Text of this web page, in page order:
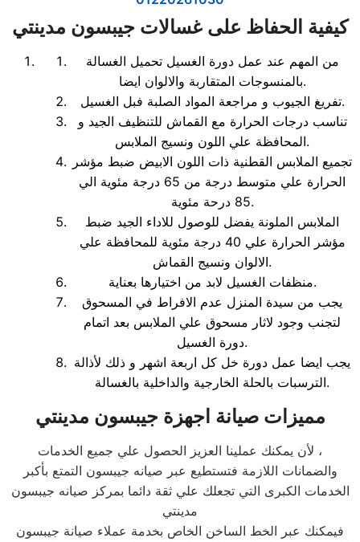
كيفية الحفاظ على غسالات جيبسون مدينتي
من المهم عند عمل دورة الغسيل تحميل الغسالة
بالمنسوجات المتقاربة والالوان ايضا.
تفريغ الجيوب و مراجعة المواد الصلبة فبل الغسيل.
تناسب درجات الحرارة مع القماش للتنظيف الجيد و
المحافظة علي اللون ونسيج الملابس.
تجميع الملابس القطنية ذات اللون الابيض ضبط مؤشر
الحرارة علي متوسط درجة من 65 درجة مئوية الي
85 درحة مئوية.
الملابس الملونة يفضل للوصول للاداء الجيد ضبط
مؤشر الحرارة علي 40 درجة مئوية للمحافظة علي
الالوان ونسيج القماش.
منظفات الغسيل لابد من اختيارها بعناية.
يجب من سيدة المنزل عدم الافراط في المسحوق
لتجنب وجود لاثار مسحوق علي الملابس بعد اتمام
دورة الغسيل.
يجب ايضا عمل دورة خل كل اربعة اشهر و ذلك لأذالة
الترسبات بالحلة الخارجية والداخلية بالغسالة.
مميزات صيانة اجهزة جيبسون مدينتي
لأن يمكنك عملينا العزيز الحصول علي جميع الخدمات ،
والضمانات اللازمة فتستطيع عبر صيانه جيبسون التمتع بأكبر
الخدمات الكبرى التي تجعلك علي ثقة دائما بمركز صيانه جيبسون
مدينتي
فيمكنك عبر الخط الساخن الخاص بخدمة عملاء صيانة جيبسون